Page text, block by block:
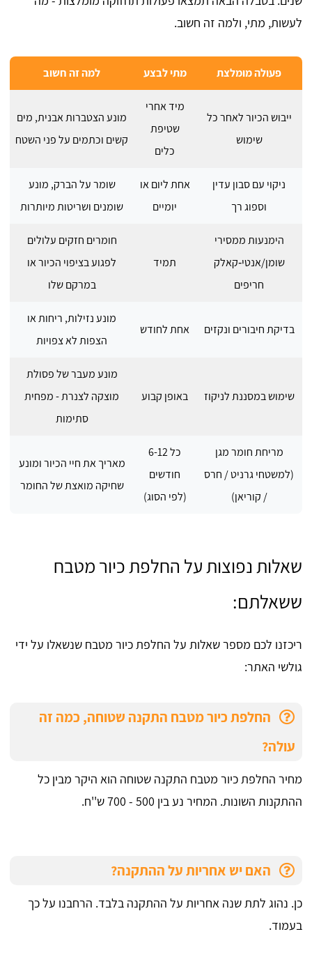
לעשות, מתי, ולמה זה חשוב.
פעולה מומלצת מתי לבצע למה זה חשוב
ייבוש הכיור לאחר כל
שימוש
מיד אחרי
שטיפת
כלים
מונע הצטברות אבנית, מים
קשים וכתמים על פני השטח
ניקוי עם סבון עדין
וספוג רך
אחת ליום או
יומיים
שומר על הברק, מונע
שומנים ושריטות מיותרות
הימנעות ממסירי
שומן/אנטי‑קאלק
חריפים
תמיד
חומרים חזקים עלולים
לפגוע בציפוי הכיור או
במרקם שלו
בדיקת חיבורים ונקזים אחת לחודש
מונע נזילות, ריחות או
הצפות לא צפויות
שימוש במסננת לניקוז באופן קבוע
מונע מעבר של פסולת
מוצקה לצנרת - מפחית
סתימות
מריחת חומר מגן
(למשטחי גרניט / חרס
/ קוריאן)
כל 6-12
חודשים
(לפי הסוג)
מאריך את חיי הכיור ומונע
שחיקה מואצת של החומר
שאלות נפוצות על החלפת כיור מטבח
ששאלתם:
ריכזנו לכם מספר שאלות על החלפת כיור מטבח שנשאלו על ידי
גולשי האתר:
החלפת כיור מטבח התקנה שטוחה, כמה זה
עולה?
מחיר החלפת כיור מטבח התקנה שטוחה הוא היקר מבין כל
ההתקנות השונות. המחיר נע בין 500 - 700 ש''ח.
האם יש אחריות על ההתקנה?
כן. נהוג לתת שנה אחריות על ההתקנה בלבד. הרחבנו על כך
בעמוד.